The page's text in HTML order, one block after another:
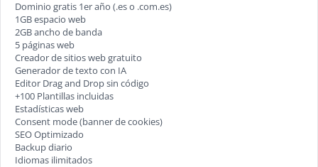
Dominio gratis 1er año (.es o .com.es)
1GB espacio web
2GB ancho de banda
5 páginas web
Creador de sitios web gratuito
Generador de texto con IA
Editor Drag and Drop sin código
+100 Plantillas incluidas
Estadísticas web
Consent mode (banner de cookies)
SEO Optimizado
Backup diario
Idiomas ilimitados